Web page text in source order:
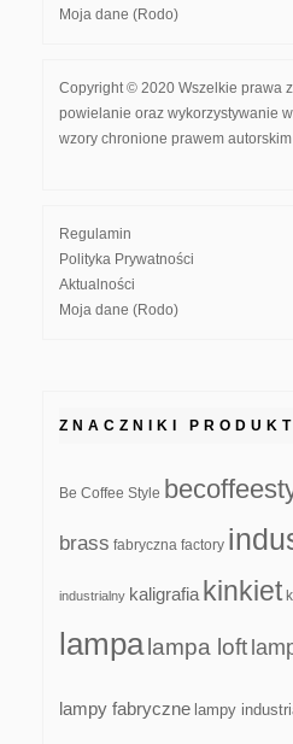
Moja dane (Rodo)
Copyright © 2020 Wszelkie prawa
powielanie oraz wykorzystywanie
wzory chronione prawem
Regulamin
Polityka Prywatności
Aktualności
Moja dane (Rodo)
ZNACZNIKI
Be Coffee Style
brass fabryczna factory
industrialny kaligrafia kinkiet
lampa lampa loft
lampy fabryczne lampy